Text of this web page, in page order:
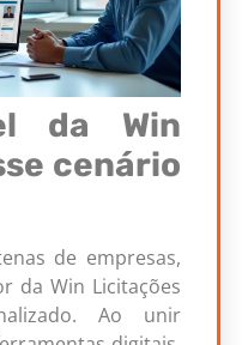
da Win
cenário
de empresas,
da Win Licitações
Ao unir